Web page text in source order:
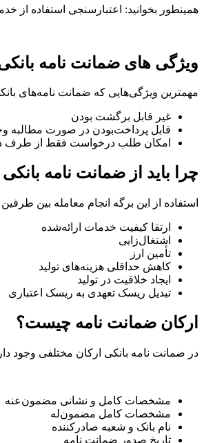
همینطور بخوانید: اعتبارسنجی استفاده از
ویژگی های ضمانت نامه
مهمترین ویژگی‌هایی که ضمانت نامه‌های بانکی
غیر قابل برگشت بودن
قابل پرداخت‌بودن در صورت
امکان طلب درخواست فقط از طرف
چرا باید از ضمانت نامه
استفاده از این برگه انجام معامله بین
ارتقا کیفیت خدمات ارائه‌شده
اشتغال‌زایی
تأمین‌ ارز
کاهش حداقلی هزینه‌های تولید
ایجاد خلاقیت در تولید
تبدیل ریسک تعهدی به ریسک اعتباری
ارکان ضمانت نامه چیست؟
در ضمانت نامه بانکی ارکان مختلفی وجود
مشخصات کامل و نشانی مضمون‌عنه
مشخصات کامل مضمون‌له
نام بانک و شعبه صادر‌کننده
تاریخ صدور ضمانت نامه